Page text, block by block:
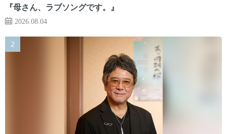
『母さん、ラブソングです。』
2026.08.04